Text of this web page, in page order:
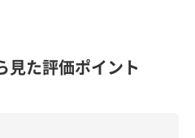
見た評価ポイント